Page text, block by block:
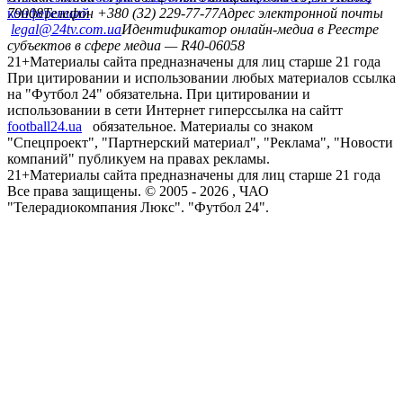
конференций
79008Телефон +380 (32) 229-77-77Адрес электронной почты
legal@24tv.com.uaИдентификатор онлайн-медиа в Реестре
субъектов в сфере медиа — R40-06058
21+Материалы сайта предназначены для лиц старше 21 года
При цитировании и использовании любых материалов ссылка
на "Футбол 24" обязательна. При цитировании и
использовании в сети Интернет гиперссылка на сайтт
football24.ua
обязательное. Материалы со знаком
"Спецпроект", "Партнерский материал", "Реклама", "Новости
компаний" публикуем на правах рекламы.
21+Материалы сайта предназначены для лиц старше 21 года
Все права защищены. © 2005 - 2026 , ЧАО
"Телерадиокомпания Люкс". "Футбол 24".